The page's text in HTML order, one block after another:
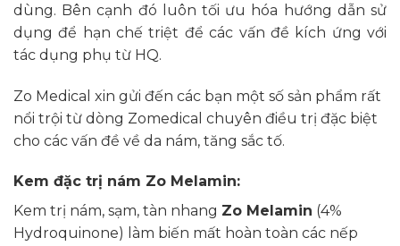
dùng. Bên cạnh đó luôn tối ưu hóa hướng dẫn sử
dụng để hạn chế triệt để các vấn đề kích ứng với
tác dụng phụ từ HQ.
Zo Medical xin gửi đến các bạn một số sản phẩm rất
nổi trội từ dòng Zomedical chuyên điều trị đặc biệt
cho các vấn đề về da nám, tăng sắc tố.
Kem đặc trị nám Zo Melamin:
Kem trị nám, sạm, tàn nhang Zo Melamin (4%
Hydroquinone) làm biến mất hoàn toàn các nếp